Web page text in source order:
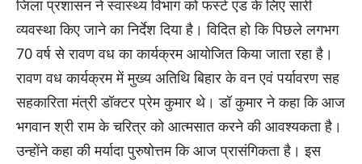
जिला प्रशासन ने स्वास्थ्य विभाग को फर्स्ट एड के लिए सारी
व्यवस्था किए जाने का निर्देश दिया है। विदित हो कि पिछले लगभग
70 वर्ष से रावण वध का कार्यक्रम आयोजित किया जाता रहा है।
रावण वध कार्यक्रम में मुख्य अतिथि बिहार के वन एवं पर्यावरण सह
सहकारिता मंत्री डॉक्टर प्रेम कुमार थे। डॉ कुमार ने कहा कि आज
भगवान श्री राम के चरित्र को आत्मसात करने की आवश्यकता है।
उन्होंने कहा की मर्यादा पुरुषोत्तम कि आज प्रासंगिकता है। इस